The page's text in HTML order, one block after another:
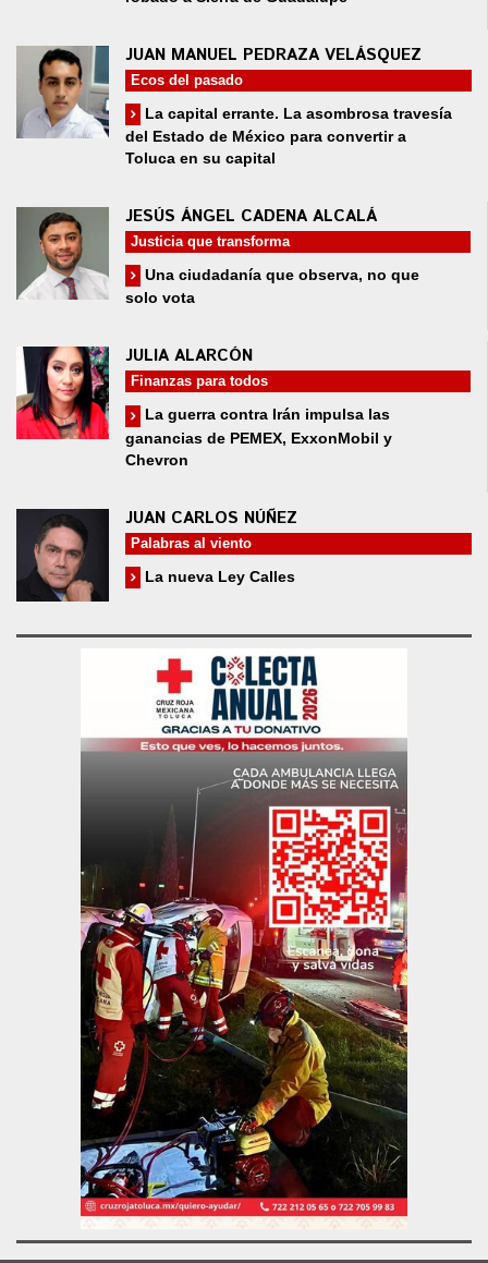
JUAN MANUEL PEDRAZA VELÁSQUEZ
Ecos del pasado
La capital errante. La asombrosa travesía
del Estado de México para convertir a
Toluca en su capital
JESÚS ÁNGEL CADENA ALCALÁ
Justicia que transforma
Una ciudadanía que observa, no que
solo vota
JULIA ALARCÓN
Finanzas para todos
La guerra contra Irán impulsa las
ganancias de PEMEX, ExxonMobil y
Chevron
JUAN CARLOS NÚÑEZ
Palabras al viento
La nueva Ley Calles